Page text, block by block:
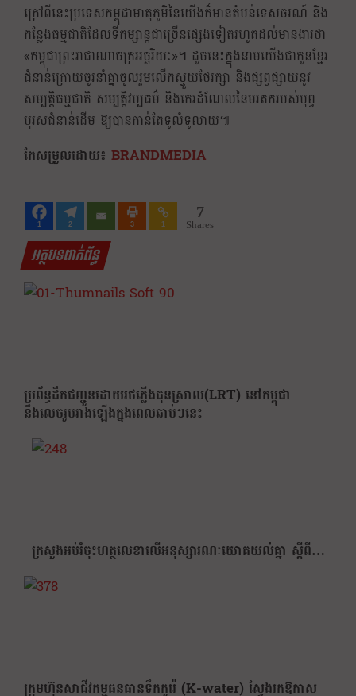
ក្រៅពីនេះប្រទេសកម្ពុជាមាតុភូមិនៃយើងក៏មានតំបន់ទេសចរណ៍ និង
កន្លែងធម្មជាតិដែលទីកម្សាន្តជាច្រើនផ្សេងទៀតរហូតដល់មានងារថា
«កម្ពុជាព្រះរាជាណាចក្រអច្ឆរិយៈ»។ ដូចនេះក្នុងនាមយើងជាកូនខ្មែរ
ជំនាន់ក្រោយចូរនាំគ្នាចូលរួមលើកស្ទួយថែរក្សា និងផ្សព្វផ្សាយនូវ
សម្បត្តិធម្មជាតិ សម្បត្តិវប្បធម៌ និងកេរដំណែលនៃមរតករបស់បុព្វ
បុរសជំនាន់ដើម ឱ្យបានកាន់តែទូលំទូលាយ៕
កែសម្រួលដោយ៖ BRANDMEDIA
1 2 3 1
7
Shares
អត្ថបទពាក់ព័ន្ធ
ប្រព័ន្ធដឹកជញ្ជូនដោយរថភ្លើងធុនស្រាល(LRT) នៅកម្ពុជា
នឹងលេចរូបរាងឡើងក្នុងពេលឆាប់ៗនេះ
ក្រសួងអប់រំចុះហត្ថលេខាលើអនុស្សារណៈយោគយល់គ្នា ស្តីពី…
ក្រុមហ៊ុនសាជីវកម្មធនធានទឹកកូរ៉េ (K-water) ស្វែងរកឱកាស